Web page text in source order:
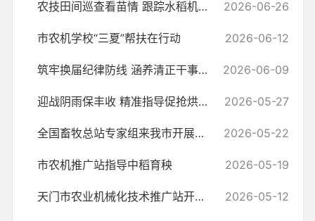
农技田间巡查看苗情 跟踪水稻机抛秧长势 2026-06-26
市农机学校“三夏”帮扶在行动 2026-06-12
筑牢换届纪律防线 涵养清正干事生态——天门市现代农业服务中心组织观看... 2026-06-09
迎战阴雨保丰收 精准指导促抢烘—市农机推广站下粮食烘干中心护航小麦烘干 2026-05-27
全国畜牧总站专家组来我市开展畜禽粪污资源化利用复核工作 2026-05-22
市农机推广站指导中稻育秧 2026-05-19
天门市农业机械化技术推广站开展油菜分段式机收作业服务指导 2026-05-12